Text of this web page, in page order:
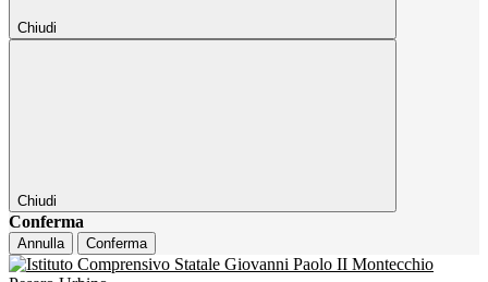
Chiudi
Chiudi
Conferma
Annulla Conferma